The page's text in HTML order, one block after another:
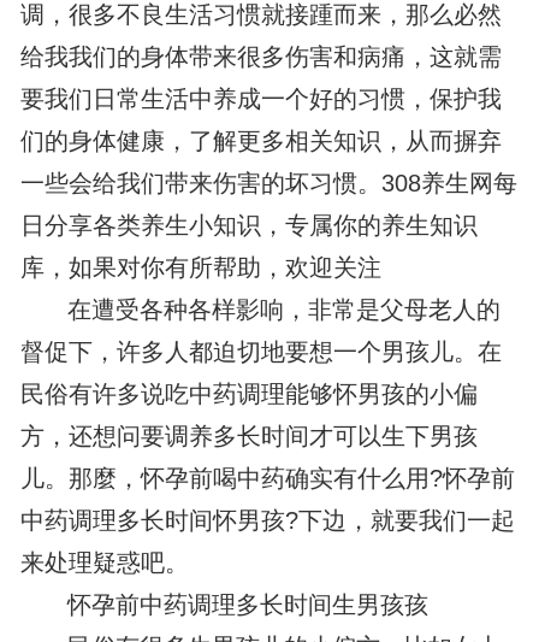
调，很多不良生活习惯就接踵而来，那么必然
给我我们的身体带来很多伤害和病痛，这就需
要我们日常生活中养成一个好的习惯，保护我
们的身体健康，了解更多相关知识，从而摒弃
一些会给我们带来伤害的坏习惯。308养生网每
日分享各类养生小知识，专属你的养生知识
库，如果对你有所帮助，欢迎关注
在遭受各种各样影响，非常是父母老人的
督促下，许多人都迫切地要想一个男孩儿。在
民俗有许多说吃中药调理能够怀男孩的小偏
方，还想问要调养多长时间才可以生下男孩
儿。那麼，怀孕前喝中药确实有什么用?怀孕前
中药调理多长时间怀男孩?下边，就要我们一起
来处理疑惑吧。
怀孕前中药调理多长时间生男孩孩